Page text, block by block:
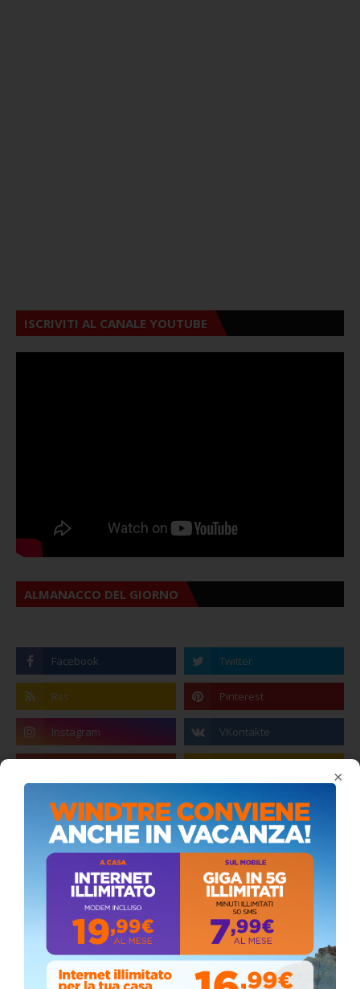
ISCRIVITI AL CANALE YOUTUBE
ALMANACCO DEL GIORNO
Stefano Bissi entra nella Strada degli
Scrittori, celebrazione a Siculiana (VIDEO)
Giovedì, Luglio 30, 2026
La pandemia covid nella provincia agrigentina,
i dati in dettaglio
Lunedì, Luglio 05, 2021
Stefano Bissi entra nella Strada degli
Scrittori, celebrazione a Siculiana
Giovedì, Luglio 30, 2026